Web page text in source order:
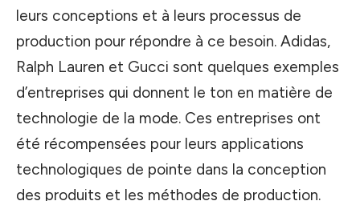
leurs conceptions et à leurs processus de
production pour répondre à ce besoin. Adidas,
Ralph Lauren et Gucci sont quelques exemples
d’entreprises qui donnent le ton en matière de
technologie de la mode. Ces entreprises ont
été récompensées pour leurs applications
technologiques de pointe dans la conception
des produits et les méthodes de production.